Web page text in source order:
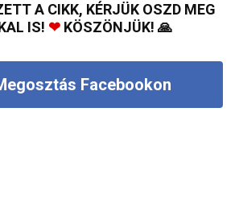
A CIKK, KÉRJÜK OSZD MEG
IS! ❤KÖSZÖNJÜK! 🙏
Facebookon